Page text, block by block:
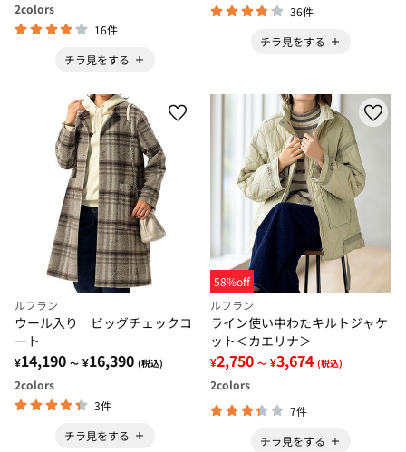
2colors
16件
チラ見をする
36件
チラ見をする
ルフラン
ウール入り ビッグチェックコ
ート
¥14,190 ～ ¥16,390 (税込)
2colors
3件
チラ見をする
58%off
ルフラン
ライン使い中わたキルトジャケ
ット＜カエリナ＞
¥2,750 ～ ¥3,674 (税込)
2colors
7件
チラ見をする